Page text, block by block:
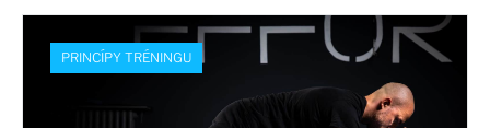
PRINCÍPY TRÉNINGU